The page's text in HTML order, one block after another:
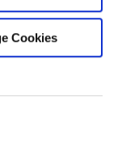
Cookies